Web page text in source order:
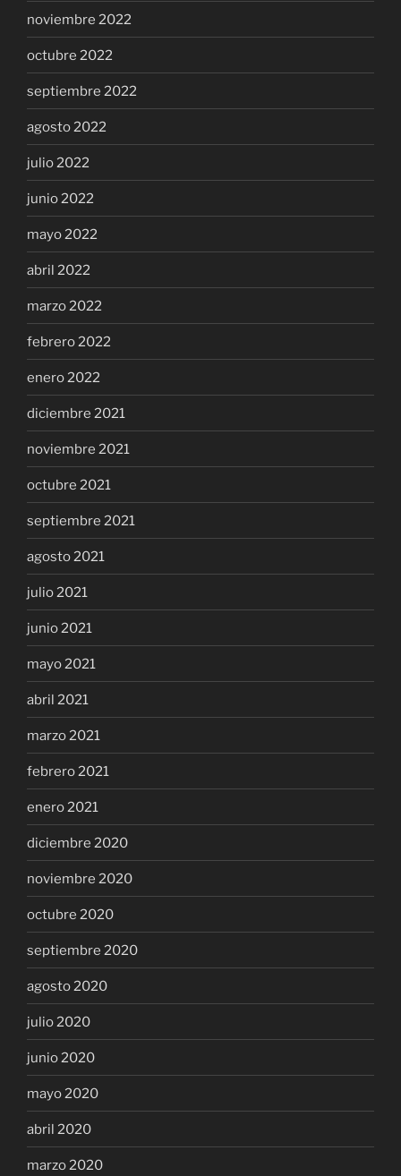
noviembre 2022
octubre 2022
septiembre 2022
agosto 2022
julio 2022
junio 2022
mayo 2022
abril 2022
marzo 2022
febrero 2022
enero 2022
diciembre 2021
noviembre 2021
octubre 2021
septiembre 2021
agosto 2021
julio 2021
junio 2021
mayo 2021
abril 2021
marzo 2021
febrero 2021
enero 2021
diciembre 2020
noviembre 2020
octubre 2020
septiembre 2020
agosto 2020
julio 2020
junio 2020
mayo 2020
abril 2020
marzo 2020